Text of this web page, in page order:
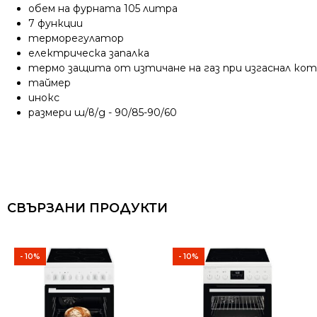
обем на фурната 105 литра
7 функции
терморегулатор
електрическа запалка
термо защита от изтичане на газ при изгаснал
таймер
инокс
размери ш/в/д - 90/85-90/60
СВЪРЗАНИ ПРОДУКТИ
- 10% - 10%